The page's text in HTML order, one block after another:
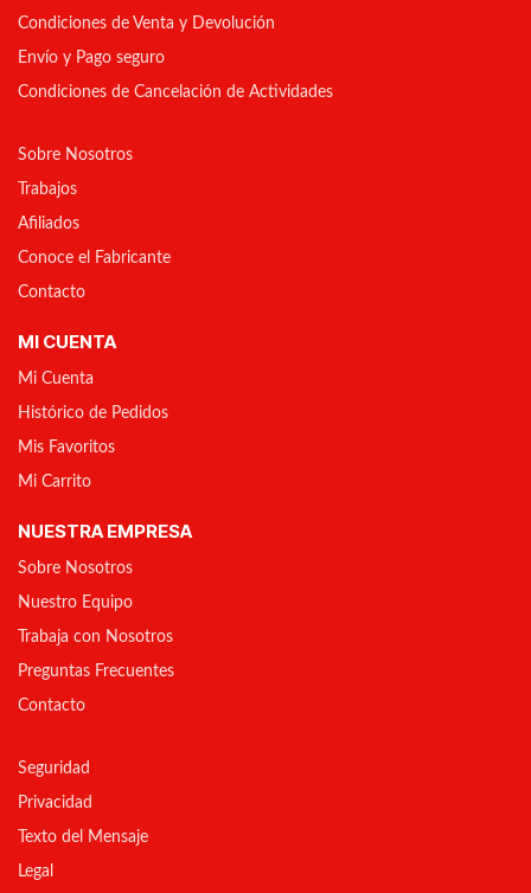
Condiciones de Venta y Devolución
Envío y Pago seguro
Condiciones de Cancelación de Actividades
Sobre Nosotros
Trabajos
Afiliados
Conoce el Fabricante
Contacto
MI CUENTA
Mi Cuenta
Histórico de Pedidos
Mis Favoritos
Mi Carrito
NUESTRA EMPRESA
Sobre Nosotros
Nuestro Equipo
Trabaja con Nosotros
Preguntas Frecuentes
Contacto
Seguridad
Privacidad
Texto del Mensaje
Legal